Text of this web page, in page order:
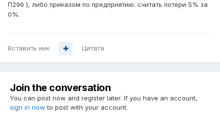
П296 ), либо приказом по предприятию: считать потери 5% за
0%.
Вставить ник Цитата
Join the conversation
You can post now and register later. If you have an account,
sign in now to post with your account.